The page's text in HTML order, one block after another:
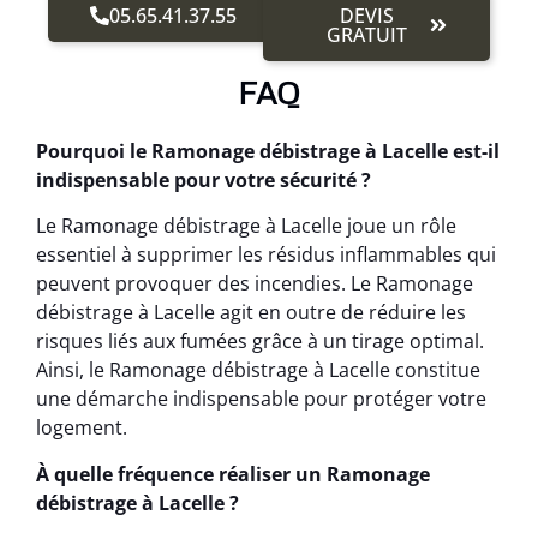
05.65.41.37.55 DEVIS
GRATUIT
FAQ
Pourquoi le Ramonage débistrage à Lacelle est-il
indispensable pour votre sécurité ?
Le Ramonage débistrage à Lacelle joue un rôle
essentiel à supprimer les résidus inflammables qui
peuvent provoquer des incendies. Le Ramonage
débistrage à Lacelle agit en outre de réduire les
risques liés aux fumées grâce à un tirage optimal.
Ainsi, le Ramonage débistrage à Lacelle constitue
une démarche indispensable pour protéger votre
logement.
À quelle fréquence réaliser un Ramonage
débistrage à Lacelle ?